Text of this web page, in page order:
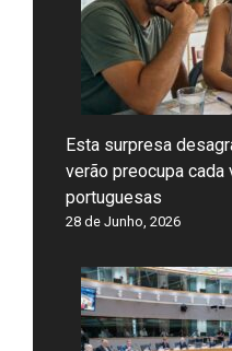
Esta surpresa
verão preocupa
portuguesas
28 de Junho, 2026